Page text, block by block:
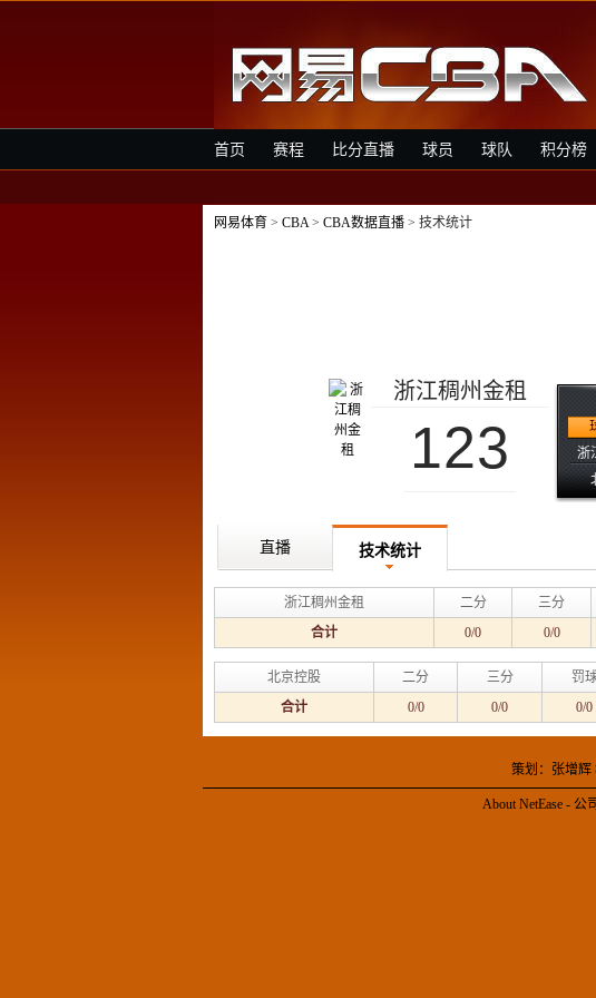
首页 赛程 比分直播 球员 球队 积分榜
网易体育 > CBA> CBA数据直播 > 技术统计
浙江稠州金租
123
浙
直播 技术统计
浙江稠州金租 二分 三分
合计
0/0 0/0
北京控股 二分 三分 罚
合计
0/0 0/0 0/0
策划：张增
About NetEase - 公